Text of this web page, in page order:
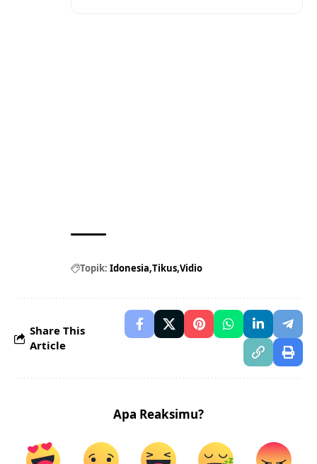
Topik: Idonesia Tikus Vidio
Share This
Article
Apa Reaksimu?